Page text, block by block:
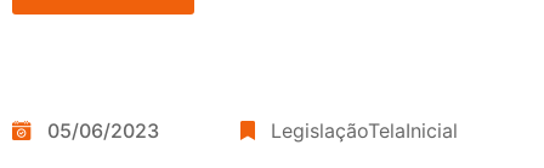
05/06/2023 LegislaçãoTelaInicial